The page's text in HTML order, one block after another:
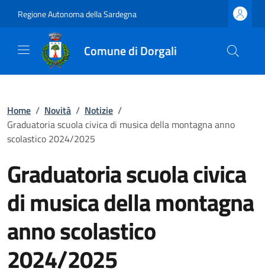
Regione Autonoma della Sardegna
Comune di Dorgali
Home / Novità / Notizie /
Graduatoria scuola civica di musica della montagna anno
scolastico 2024/2025
Graduatoria scuola civica
di musica della montagna
anno scolastico
2024/2025